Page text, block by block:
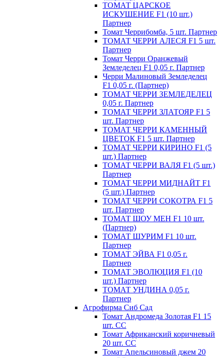
ТОМАТ ЦАРСКОЕ
ИСКУШЕНИЕ F1 (10 шт.)
Партнер
Томат Черрибомба, 5 шт. Партнер
ТОМАТ ЧЕРРИ АЛЕСЯ F1 5 шт.
Партнер
Томат Черри Оранжевый
Земледелец F1 0,05 г. Партнер
Черри Малиновый Земледелец
F1 0,05 г. (Партнер)
ТОМАТ ЧЕРРИ ЗЕМЛЕДЕЛЕЦ
0,05 г. Партнер
ТОМАТ ЧЕРРИ ЗЛАТОЯР F1 5
шт. Партнер
ТОМАТ ЧЕРРИ КАМЕННЫЙ
ЦВЕТОК F1 5 шт. Партнер
ТОМАТ ЧЕРРИ КИРИНО F1 (5
шт.) Партнер
ТОМАТ ЧЕРРИ ВАЛЯ F1 (5 шт.)
Партнер
ТОМАТ ЧЕРРИ МИДНАЙТ F1
(5 шт.) Партнер
ТОМАТ ЧЕРРИ СОКОТРА F1 5
шт. Партнер
ТОМАТ ШОУ МЕН F1 10 шт.
(Партнер)
ТОМАТ ШУРИМ F1 10 шт.
Партнер
ТОМАТ ЭЙВА F1 0,05 г.
Партнер
ТОМАТ ЭВОЛЮЦИЯ F1 (10
шт.) Партнер
ТОМАТ УНДИНА 0,05 г.
Партнер
Агрофирма Сиб Сад
Томат Андромеда Золотая F1 15
шт. СС
Томат Африканский коричневый
20 шт. СС
Томат Апельсиновый джем 20